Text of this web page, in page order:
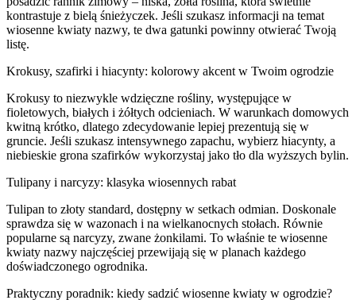
kontrastuje z bielą śnieżyczek. Jeśli szukasz informacji na temat
wiosenne kwiaty nazwy, te dwa gatunki powinny otwierać Twoją
listę.
Krokusy, szafirki i hiacynty: kolorowy akcent w Twoim ogrodzie
Krokusy to niezwykle wdzięczne rośliny, występujące w
fioletowych, białych i żółtych odcieniach. W warunkach domowych
kwitną krótko, dlatego zdecydowanie lepiej prezentują się w
gruncie. Jeśli szukasz intensywnego zapachu, wybierz hiacynty, a
niebieskie grona szafirków wykorzystaj jako tło dla wyższych bylin.
Tulipany i narcyzy: klasyka wiosennych rabat
Tulipan to złoty standard, dostępny w setkach odmian. Doskonale
sprawdza się w wazonach i na wielkanocnych stołach. Równie
popularne są narcyzy, zwane żonkilami. To właśnie te wiosenne
kwiaty nazwy najczęściej przewijają się w planach każdego
doświadczonego ogrodnika.
Praktyczny poradnik: kiedy sadzić wiosenne kwiaty w ogrodzie?